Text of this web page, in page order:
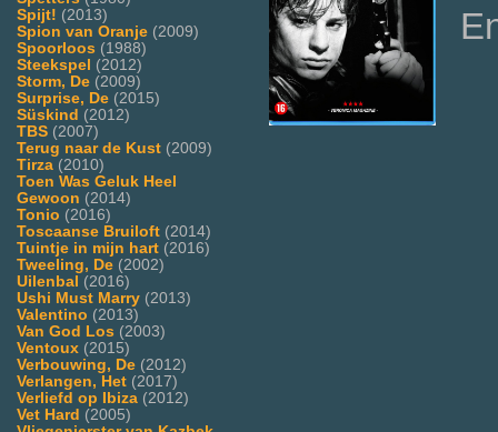
Spijt! (2013)
Spion van Oranje (2009)
Spoorloos (1988)
Steekspel (2012)
Storm, De (2009)
Surprise, De (2015)
Süskind (2012)
TBS (2007)
Terug naar de Kust (2009)
Tirza (2010)
Toen Was Geluk Heel
Gewoon (2014)
Tonio (2016)
Toscaanse Bruiloft (2014)
Tuintje in mijn hart (2016)
Tweeling, De (2002)
Uilenbal (2016)
Ushi Must Marry (2013)
Valentino (2013)
Van God Los (2003)
Ventoux (2015)
Verbouwing, De (2012)
Verlangen, Het (2017)
Verliefd op Ibiza (2012)
Vet Hard (2005)